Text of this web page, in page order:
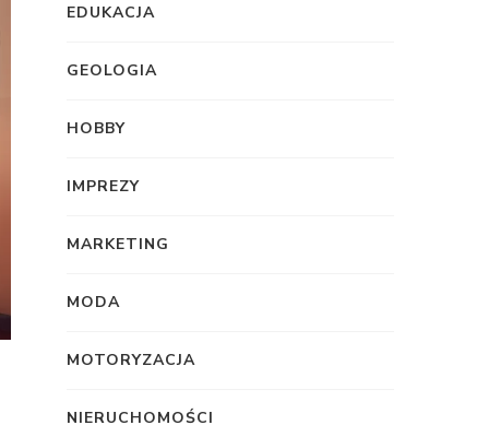
EDUKACJA
GEOLOGIA
HOBBY
IMPREZY
MARKETING
MODA
MOTORYZACJA
NIERUCHOMOŚCI